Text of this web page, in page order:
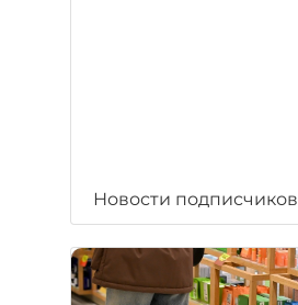
Новости подписчиков